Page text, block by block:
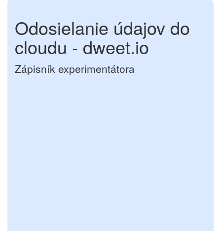
Odosielanie údajov do
cloudu - dweet.io
Zápisník experimentátora